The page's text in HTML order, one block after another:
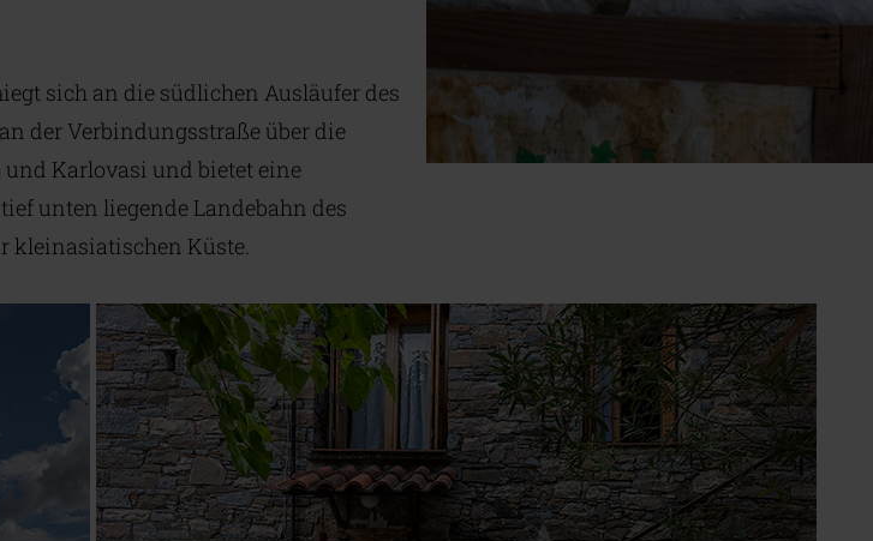
sich an die südlichen Ausläufer des
der Verbindungsstraße über die
Karlovasi und bietet eine
unten liegende Landebahn des
kleinasiatischen Küste.